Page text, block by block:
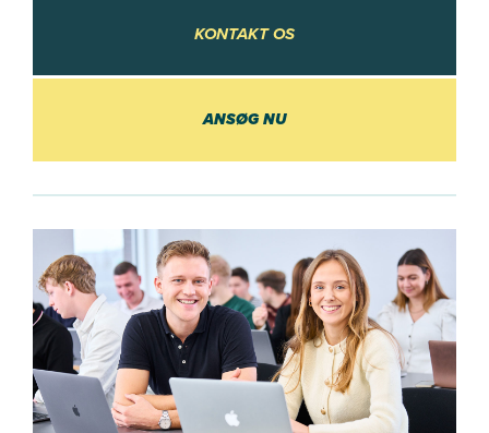
KONTAKT OSKONTAKT OS
ANSØG NU